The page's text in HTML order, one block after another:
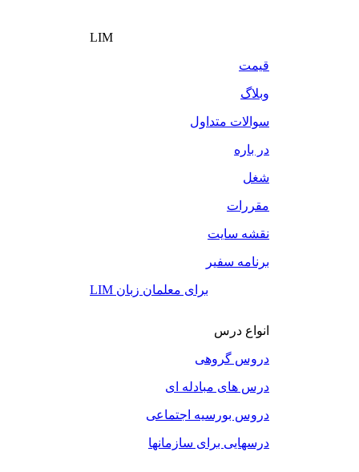
LIM
قیمت
وبلاگ
سوالات متداول
در باره
شغل
مقررات
نقشه سایت
برنامه سفیر
LIM برای معلمان زبان
انواع درس
دروس گروهی
درس های مبادله ای
دروس بورسیه اجتماعی
درسهایی برای سازمانها